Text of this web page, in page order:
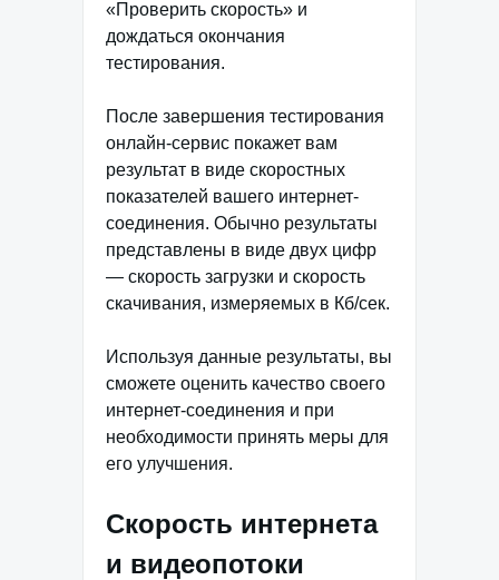
«Проверить скорость» и
дождаться окончания
тестирования.
После завершения тестирования
онлайн-сервис покажет вам
результат в виде скоростных
показателей вашего интернет-
соединения. Обычно результаты
представлены в виде двух цифр
— скорость загрузки и скорость
скачивания, измеряемых в Кб/сек.
Используя данные результаты, вы
сможете оценить качество своего
интернет-соединения и при
необходимости принять меры для
его улучшения.
Скорость интернета
и видеопотоки